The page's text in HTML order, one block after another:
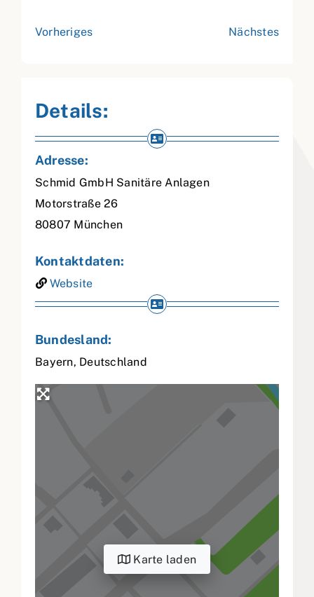
Vorheriges Nächstes
Details:
Adresse:
Schmid GmbH Sanitäre Anlagen
Motorstraße 26
80807 München
Kontaktdaten:
Website
Bundesland:
Bayern, Deutschland
Karte laden